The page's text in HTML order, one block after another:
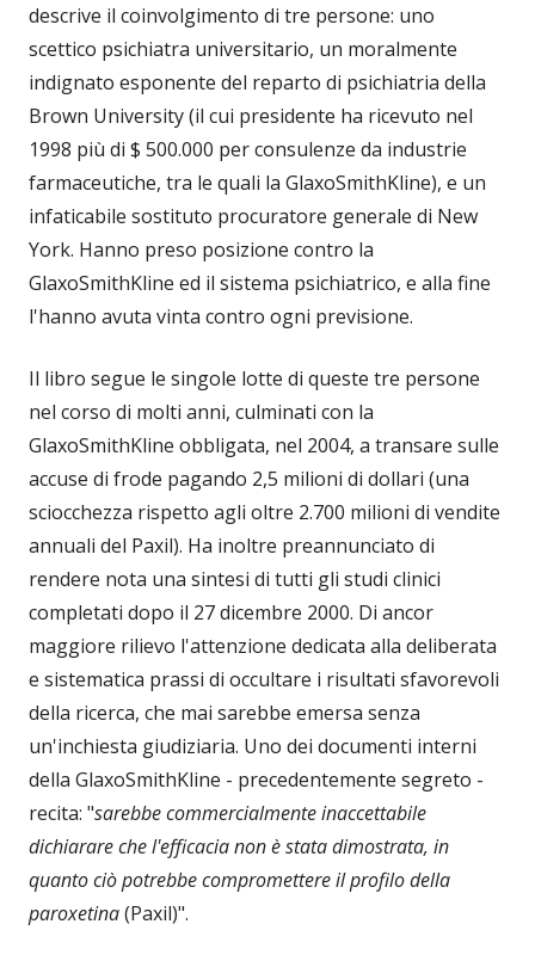
descrive il coinvolgimento di tre persone: uno
scettico psichiatra universitario, un moralmente
indignato esponente del reparto di psichiatria della
Brown University (il cui presidente ha ricevuto nel
1998 più di $ 500.000 per consulenze da industrie
farmaceutiche, tra le quali la GlaxoSmithKline), e un
infaticabile sostituto procuratore generale di New
York. Hanno preso posizione contro la
GlaxoSmithKline ed il sistema psichiatrico, e alla fine
l'hanno avuta vinta contro ogni previsione.
Il libro segue le singole lotte di queste tre persone
nel corso di molti anni, culminati con la
GlaxoSmithKline obbligata, nel 2004, a transare sulle
accuse di frode pagando 2,5 milioni di dollari (una
sciocchezza rispetto agli oltre 2.700 milioni di vendite
annuali del Paxil). Ha inoltre preannunciato di
rendere nota una sintesi di tutti gli studi clinici
completati dopo il 27 dicembre 2000. Di ancor
maggiore rilievo l'attenzione dedicata alla deliberata
e sistematica prassi di occultare i risultati sfavorevoli
della ricerca, che mai sarebbe emersa senza
un'inchiesta giudiziaria. Uno dei documenti interni
della GlaxoSmithKline - precedentemente segreto -
recita: "sarebbe commercialmente inaccettabile
dichiarare che l'efficacia non è stata dimostrata, in
quanto ciò potrebbe compromettere il profilo della
paroxetina(Paxil)".